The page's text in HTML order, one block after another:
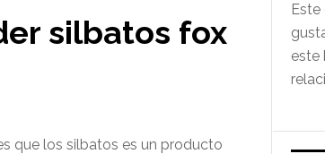
silbatos fox
que los silbatos es un producto
Este
este